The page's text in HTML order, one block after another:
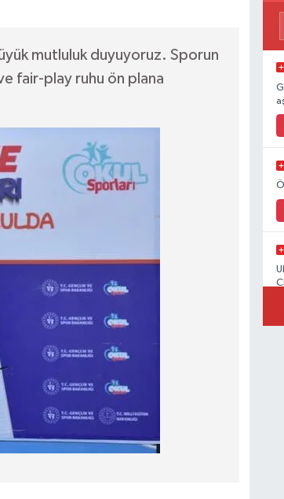
mutluluk duyuyoruz. Sporun
fair-play ruhu ön plana